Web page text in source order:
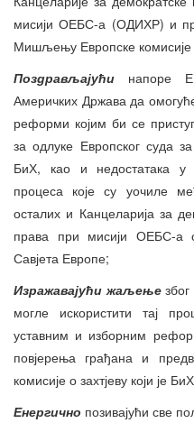
мисији ОЕБС-а (ОДИХР) и
Мишљењу Европске комисије
Поздрављајући напоре
Америчких Држава да
реформи којим би се
за одлуке Европског суда
БиХ, као и недостатака у
процеса које су уочиле
осталих и Канцеларија за
права при мисији ОЕБС-а
Савјета Европе;
Изражавајући жаљење
могле искористити тај
уставним и изборним
повјерења грађана и
комисије о захтјеву који је
Енергично позивајући све